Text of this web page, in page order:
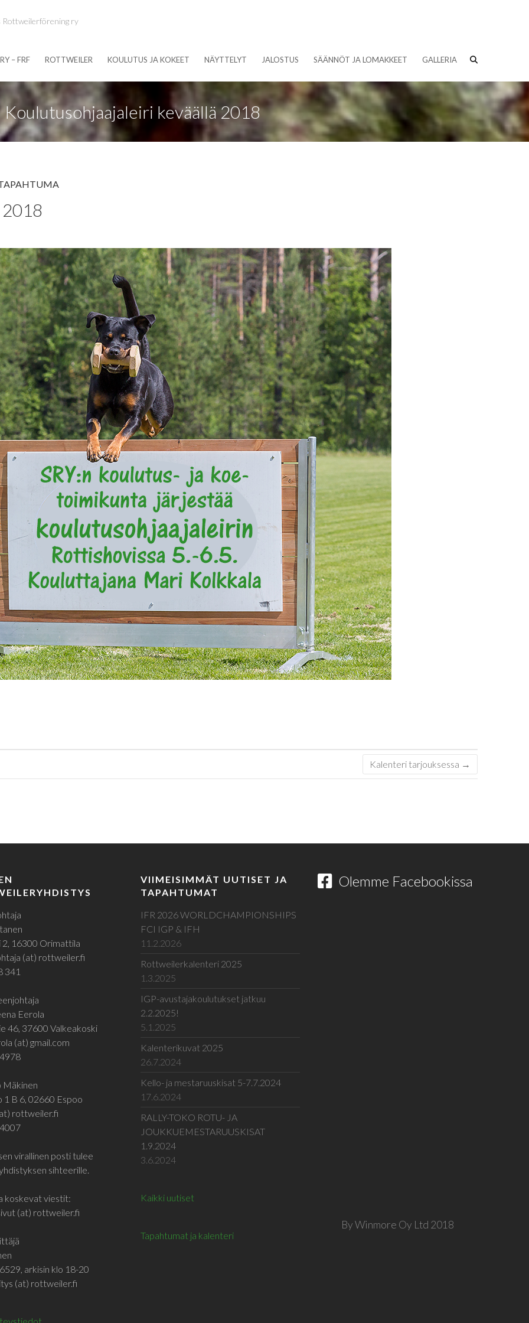
Rottweilerförening ry
– FRF ROTTWEILER KOULUTUS JA KOKEET NÄYTTELYT JALOSTUS SÄÄNNÖT JA LOMAKKEET GALLERIA
Koulutusohjaajaleiri keväällä 2018
Kalenteri tarjouksessa →
2, 16300 Orimattila
(at) rottweiler.fi
341
Eerola
46, 37600 Valkeakoski
(at) gmail.com
Mäkinen
1 B 6, 02660 Espoo
rottweiler.fi
virallinen posti tulee
sihteerille.
koskevat viestit:
(at) rottweiler.fi
arkisin klo 18-20
(at) rottweiler.fi
VIIMEISIMMÄT UUTISET JA
TAPAHTUMAT
IFR 2026 WORLDCHAMPIONSHIPS
FCI IGP & IFH
11.2.2026
Rottweilerkalenteri 2025
1.3.2025
IGP-avustajakoulutukset jatkuu
2.2.2025!
5.1.2025
Kalenterikuvat 2025
26.7.2024
Kello- ja mestaruuskisat 5-7.7.2024
17.6.2024
RALLY-TOKO ROTU- JA
JOUKKUEMESTARUUSKISAT
1.9.2024
3.6.2024
Kaikki uutiset
Tapahtumat ja kalenteri
Olemme Facebookissa
By Winmore Oy Ltd 2018